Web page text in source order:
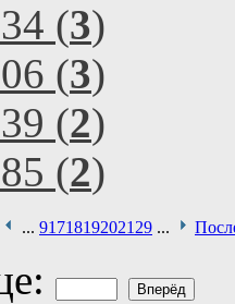
(3)
(3)
(2)
(2)
... 91718192021 29 ...